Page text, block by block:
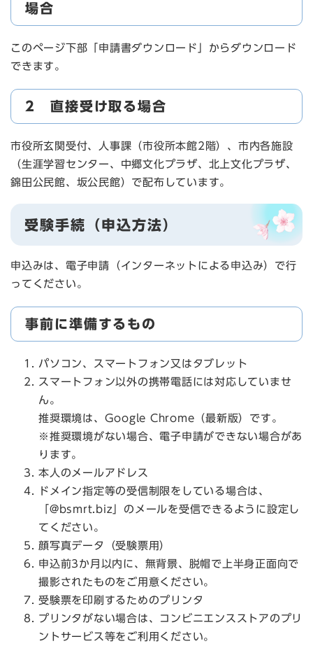
場合
このページ下部「申請書ダウンロード」からダウンロード
できます。
2 直接受け取る場合
市役所玄関受付、人事課（市役所本館2階）、市内各施設
（生涯学習センター、中郷文化プラザ、北上文化プラザ、
錦田公民館、坂公民館）で配布しています。
受験手続（申込方法）
申込みは、電子申請（インターネットによる申込み）で行
ってください。
事前に準備するもの
パソコン、スマートフォン又はタブレット
スマートフォン以外の携帯電話には対応していませ
ん。
推奨環境は、Google Chrome（最新版）です。
※推奨環境がない場合、電子申請ができない場合があ
ります。
本人のメールアドレス
ドメイン指定等の受信制限をしている場合は、
「@bsmrt.biz」のメールを受信できるように設定し
てください。
顔写真データ（受験票用）
申込前3か月以内に、無背景、脱帽で上半身正面向で
撮影されたものをご用意ください。
受験票を印刷するためのプリンタ
プリンタがない場合は、コンビニエンスストアのプリ
ントサービス等をご利用ください。